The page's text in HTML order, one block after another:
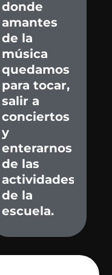
donde
amantes
de la
música
quedamos
para tocar,
salir a
conciertos
y
enterarnos
de las
actividades
de la
escuela.